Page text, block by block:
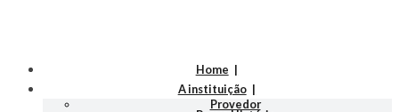
Home
A instituição
Provedor